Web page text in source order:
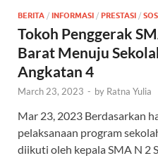
BERITA / INFORMASI / PRESTASI /
Tokoh Penggerak
Barat Menuju
Angkatan 4
March 23, 2023 - by Ratna Yulia
Mar 23, 2023 Berdasarkan
pelaksanaan program
diikuti oleh kepala SMA N 2